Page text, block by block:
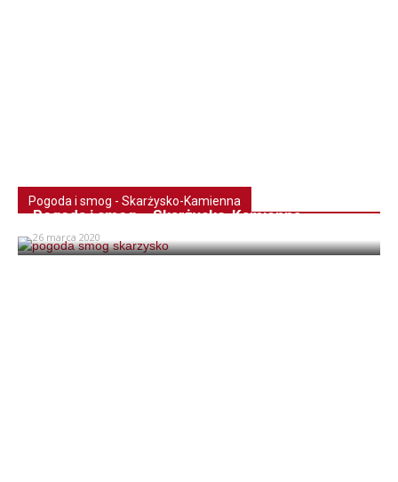
Pogoda i smog - Skarżysko-Kamienna
Pogoda i smog – Skarżysko-Kamienna
26 marca 2020